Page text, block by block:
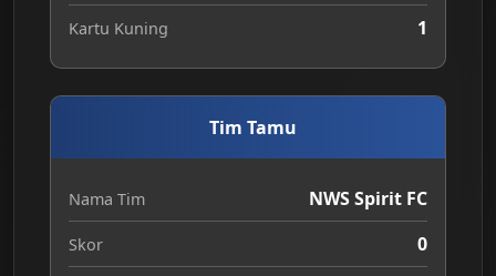
Kartu Kuning 1
Tim Tamu
Nama Tim NWS Spirit FC
Skor 0